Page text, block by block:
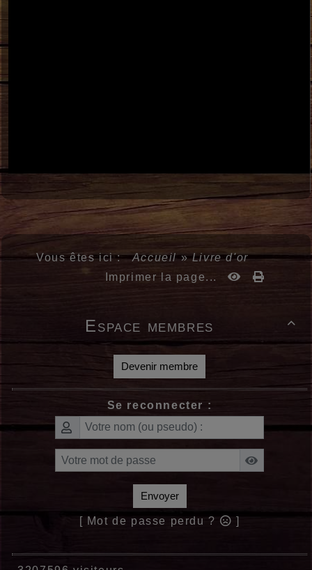
Vous êtes ici :Accueil»Livre d'or
Imprimer la page...

Espace membres
Devenir membre
Se reconnecter :
Envoyer
[ Mot de passe perdu ? ]